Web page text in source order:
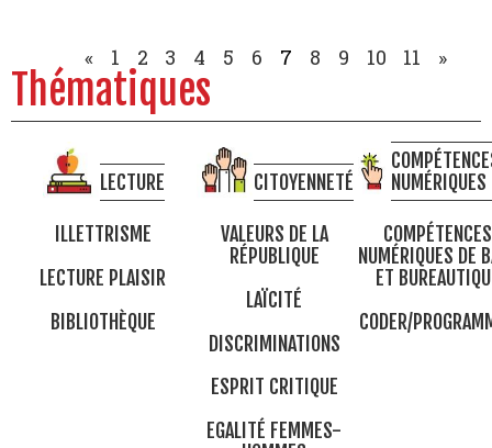
« 1 2 3 4 5 6 7 8 9 10 11 »
Thématiques
LECTURE
ILLETTRISME
LECTURE PLAISIR
BIBLIOTHÈQUE
CITOYENNETÉ
VALEURS DE LA
RÉPUBLIQUE
LAÏCITÉ
DISCRIMINATIONS
ESPRIT CRITIQUE
EGALITÉ FEMMES-
NUMÉRIQUES
COMPÉTENCES
NUMÉRIQUES DE
ET
CODER/